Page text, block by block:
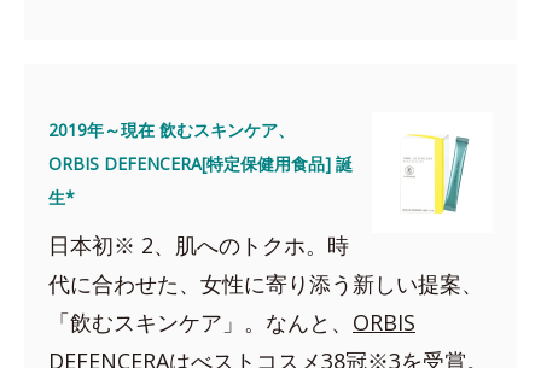
2019年～現在 飲むスキンケア、
ORBIS DEFENCERA[特定保健用食品] 誕
生*
日本初※ 2、肌へのトクホ。時
代に合わせた、女性に寄り添う新しい提案、
「飲むスキンケア」。なんと、 ORBIS
DEFENCERAはべストコスメ38冠※3を受賞。